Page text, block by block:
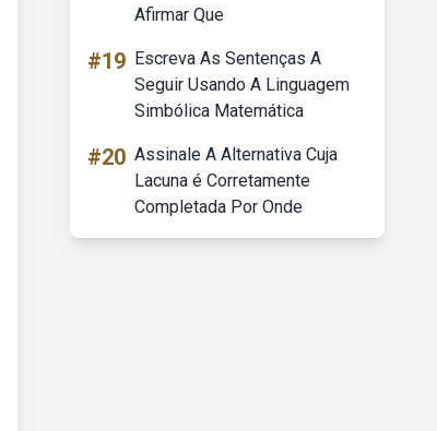
Afirmar Que
#19 Escreva As Sentenças A
Seguir Usando A Linguagem
Simbólica Matemática
#20 Assinale A Alternativa Cuja
Lacuna é Corretamente
Completada Por Onde